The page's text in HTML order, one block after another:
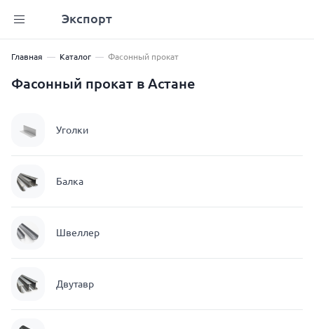
Экспорт
Главная Каталог Фасонный прокат
Фасонный прокат в Астане
Уголки
Балка
Швеллер
Двутавр